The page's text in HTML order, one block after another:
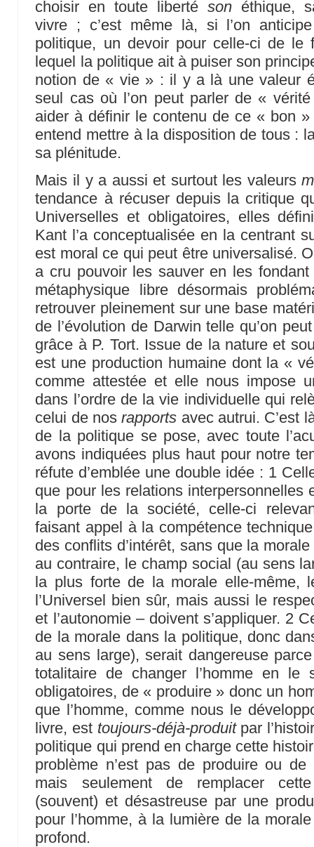
choisir en toute libertéson éthique,
vivre ; c’est même là, si l’on
politique, un devoir pour celle-ci de le
lequel la politique ait à puiser son
notion de « vie » : il y a là une valeur
seul cas où l’on peut parler de «
aider à définir le contenu de ce « bon
entend mettre à la disposition de tous :
sa plénitude.
Mais il y a aussi et surtout les valeurs
tendance à récuser depuis la critique
Universelles et obligatoires, elles
Kant l’a conceptualisée en la centrant
est moral ce qui peut être universalisé.
a cru pouvoir les sauver en les fondant
métaphysique libre désormais
retrouver pleinement sur une base
de l’évolution de Darwin telle qu’on
grâce à P. Tort. Issue de la nature et
est une production humaine dont la «
comme attestée et elle nous impose
dans l’ordre de la vie individuelle qui
celui de nosrapports avec autrui. C’est
de la politique se pose, avec toute
avons indiquées plus haut pour notre
réfute d’emblée une double idée : 1
que pour les relations interpersonnelles
la porte de la société, celle-ci
faisant appel à la compétence
des conflits d’intérêt, sans que la
au contraire, le champ social (au sens
la plus forte de la morale elle-même,
l’Universel bien sûr, mais aussi le
et l’autonomie – doivent s’appliquer. 2
de la morale dans la politique, donc
au sens large), serait dangereuse
totalitaire de changer l’homme en le
obligatoires, de « produire » donc un
que l’homme, comme nous le
livre, est toujours-déjà-produitpar
politique qui prend en charge cette
problème n’est pas de produire ou de
mais seulement de remplacer
(souvent) et désastreuse par une
pour l’homme, à la lumière de la
profond.